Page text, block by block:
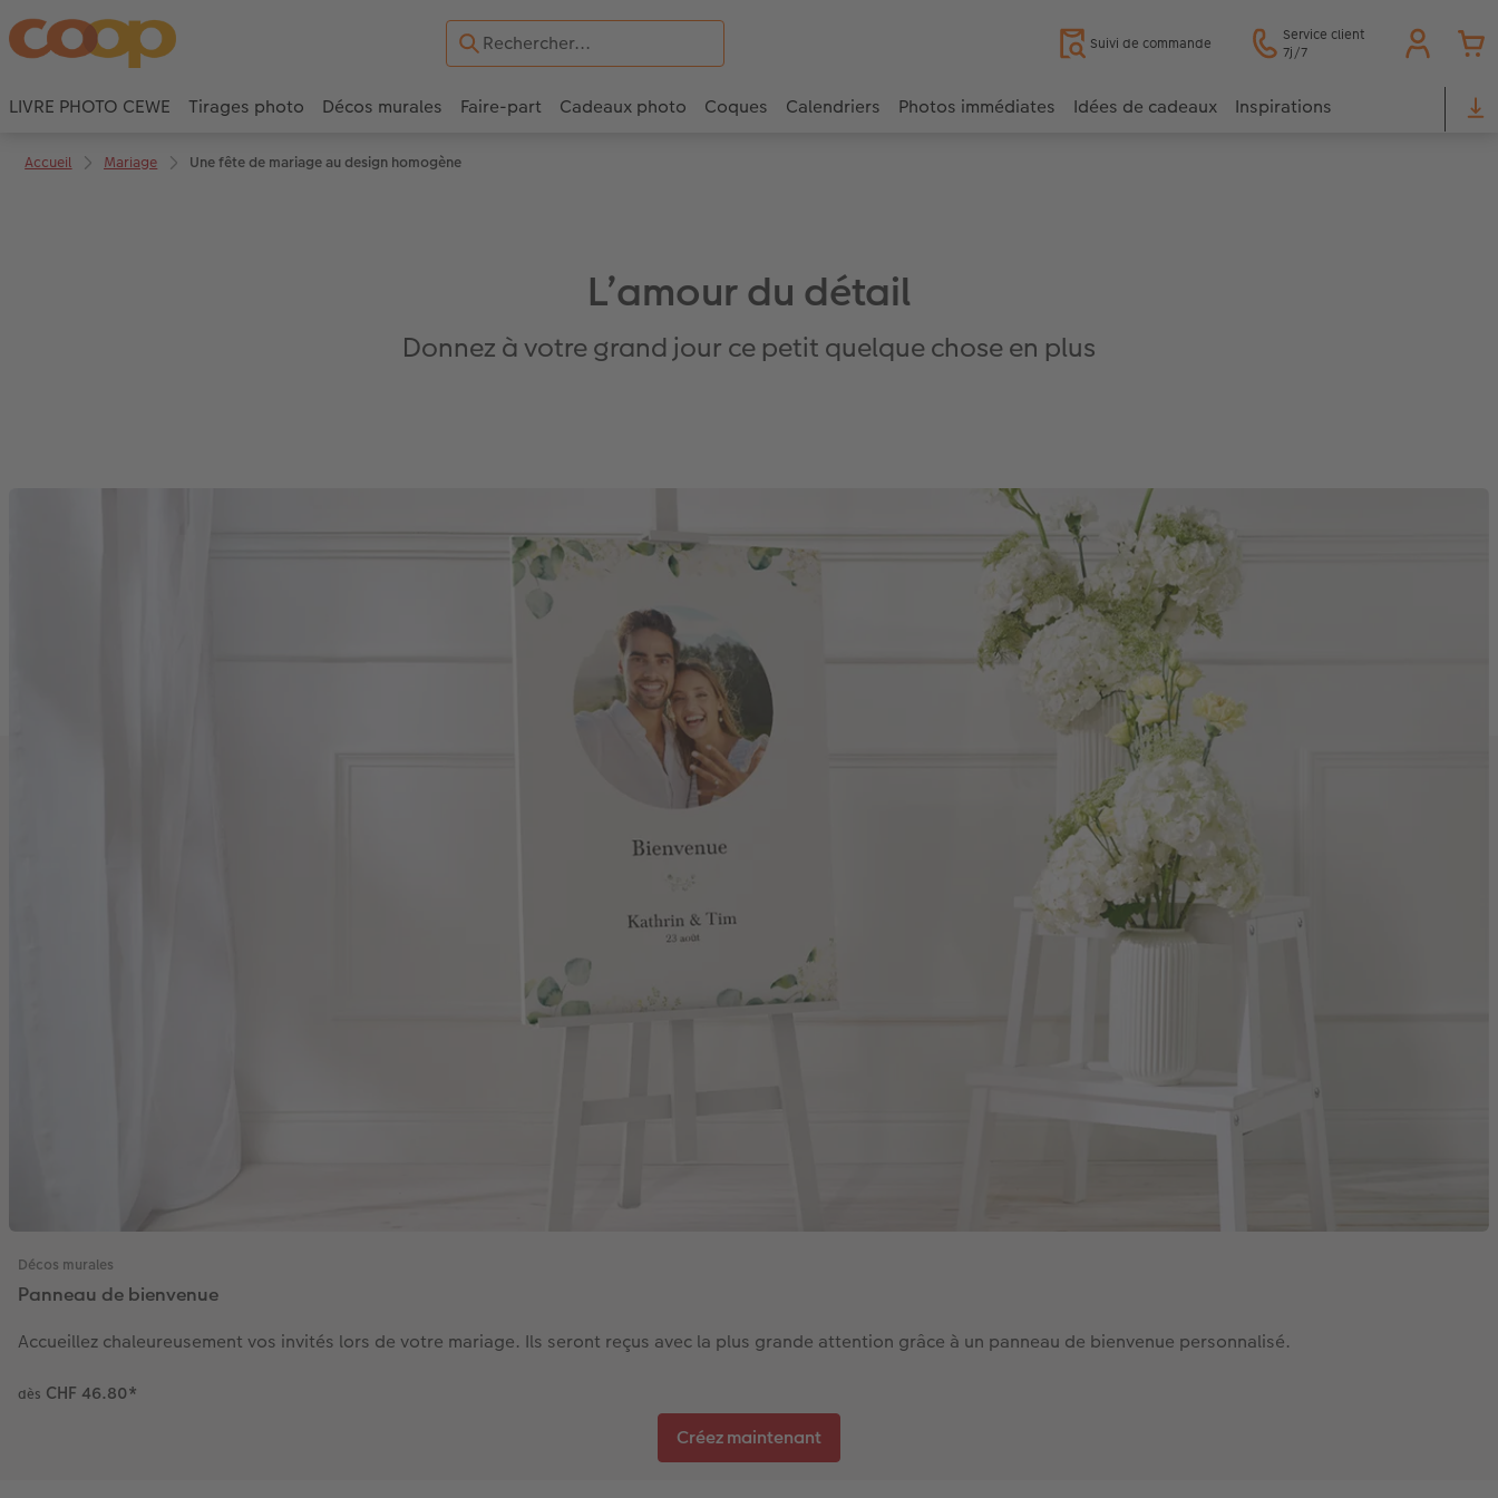
Suivi de commande
Service client
7j/7
LIVRE PHOTO CEWE Tirages photo Décos murales Faire-part Cadeaux photo Coques Calendriers Photos immédiates Idées de cadeaux Inspirations
Accueil Mariage Une fête de mariage au design homogène
L’amour du détail
Donnez à votre grand jour ce petit quelque chose en plus
Décos murales
Panneau de bienvenue
Accueillez chaleureusement vos invités lors de votre mariage. Ils seront reçus avec la plus grande attention grâce à un panneau de bienvenue personnalisé.
dès CHF 46.80*
Créez maintenant